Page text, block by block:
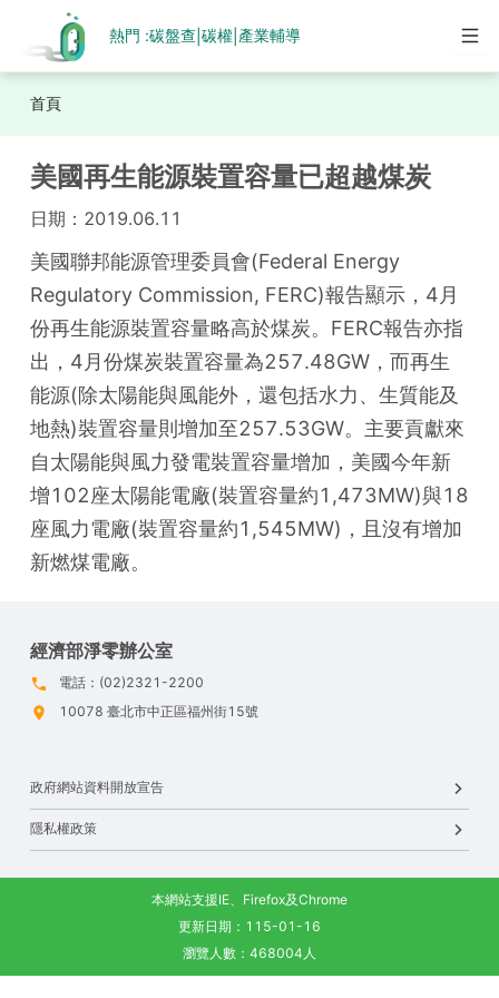
熱門 :碳盤查 碳權| 產業輔導
首頁
美國再生能源裝置容量已超越煤炭
日期： 2019.06.11
美國聯邦能源管理委員會(Federal Energy
Regulatory Commission, FERC)報告顯示，4月
份再生能源裝置容量略高於煤炭。FERC報告亦指
出，4月份煤炭裝置容量為257.48GW，而再生
能源(除太陽能與風能外，還包括水力、生質能及
地熱)裝置容量則增加至257.53GW。主要貢獻來
自太陽能與風力發電裝置容量增加，美國今年新
增102座太陽能電廠(裝置容量約1,473MW)與18
座風力電廠(裝置容量約1,545MW)，且沒有增加
新燃煤電廠。
經濟部淨零辦公室
電話：(02)2321-2200
10078 臺北市中正區福州街15號
政府網站資料開放宣告
隱私權政策
本網站支援IE、Firefox及Chrome
更新日期：115-01-16
瀏覽人數：468004人